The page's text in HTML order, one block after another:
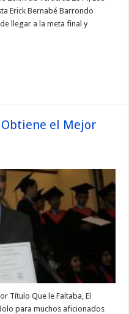
Erick Bernabé Barrondo
llegar a la meta final y
Obtiene el Mejor
Título Que le Faltaba, El
para muchos aficionados